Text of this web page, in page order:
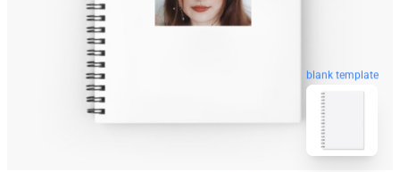
blank template